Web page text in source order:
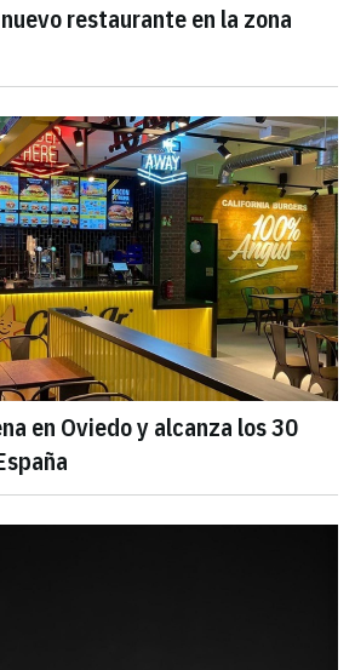
restaurante en la zona
en Oviedo y alcanza los 30